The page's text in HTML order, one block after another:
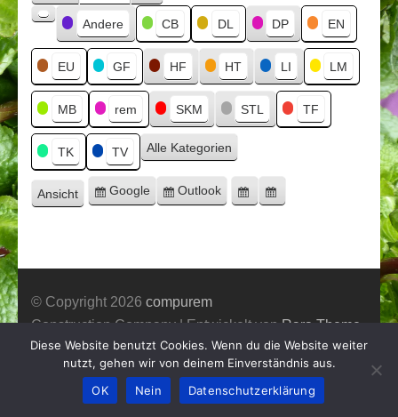
Kategorien
Kategorie
ohne
Titel
Andere CB DL DP EN
EU GF HF HT LI LM
MB rem SKM STL TF
TK TV Alle Kategorien
Ansicht ausdrucken
Eintragen
Google
Eintragen
Outlook
Google-
© Copyright 2026 compurem
Construction Company | Entwickelt von Rara Theme
Präsentiert von WordPress.
Diese Website benutzt Cookies. Wenn du die Website weiter
nutzt, gehen wir von deinem Einverständnis aus.
OK
Nein Datenschutzerklärung